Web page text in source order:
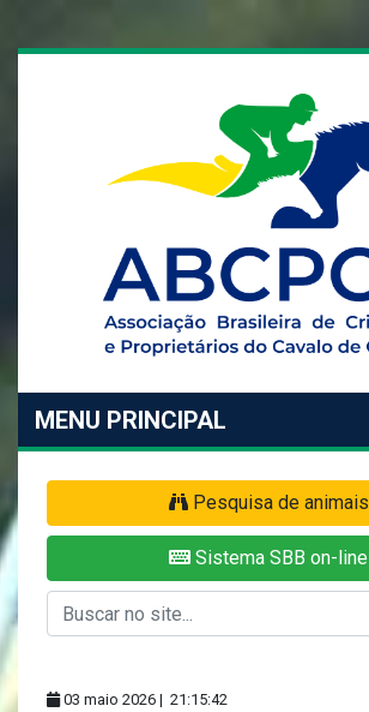
MENU PRINCIPAL
Pesquisa de animais
Sistema SBB on-line
03 maio 2026 | 21:15:42